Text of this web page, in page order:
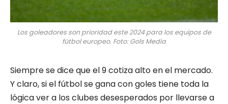
Los goleadores son prioridad este 2024 para los equipos de
fútbol europeo. Foto: Gols Media
Siempre se dice que el 9 cotiza alto en el mercado.
Y claro, si el fútbol se gana con goles tiene toda la
lógica ver a los clubes desesperados por llevarse a